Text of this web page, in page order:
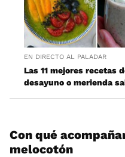
EN DIRECTO AL PALADAR
Las 11 mejores recetas
desayuno o merienda
Con qué
melocotón